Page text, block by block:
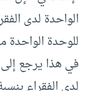
الواحدة لدى
للوحدة الواحدة
في هذا يرجع إلى
لدى الفقراء